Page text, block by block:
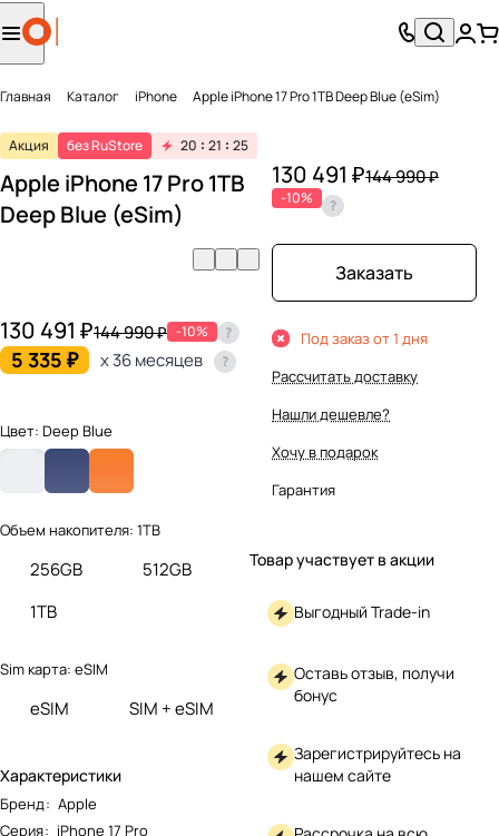
Главная Каталог iPhone Apple iPhone 17 Pro 1TB Deep Blue (eSim)
Акция без RuStore 20 21 25
Apple iPhone 17 Pro 1TB
Deep Blue (eSim)
130 491 ₽144 990 ₽ -10%
5 335 ₽ x 36 месяцев
Цвет: Deep Blue
Объем накопителя: 1TB
256GB
512GB
1TB
Sim карта: eSIM
eSIM SIM + eSIM
Характеристики
Бренд: Apple
Серия: iPhone 17 Pro
130 491 ₽144 990 ₽
-10%
Заказать
Под заказ от 1 дня
Рассчитать доставку
Нашли дешевле?
Хочу в подарок
Гарантия
Товар участвует в акции
Выгодный Trade-in
Оставь отзыв, получи
бонус
Зарегистрируйтесь на
нашем сайте